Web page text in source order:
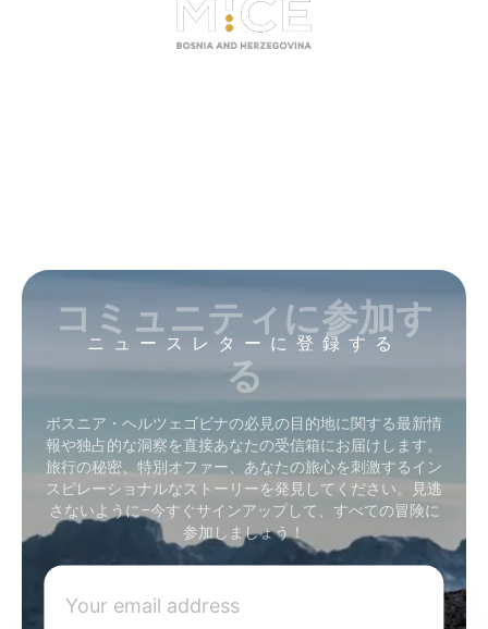
ニュースレターに登録する
コミュニティに参加す
る
ボスニア・ヘルツェゴビナの必見の目的地に関する最新情
報や独占的な洞察を直接あなたの受信箱にお届けします。
旅行の秘密、特別オファー、あなたの旅心を刺激するイン
スピレーショナルなストーリーを発見してください。見逃
さないように–今すぐサインアップして、すべての冒険に
参加しましょう！